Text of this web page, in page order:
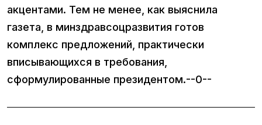
акцентами. Тем не менее, как выяснила
газета, в минздравсоцразвития готов
комплекс предложений, практически
вписывающихся в требования,
сформулированные президентом.--0--